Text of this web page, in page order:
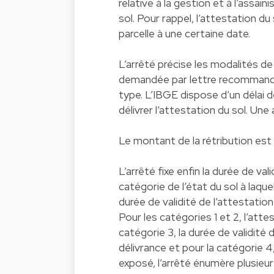
relative à la gestion et à
sol. Pour rappel, l’attestation
parcelle à une certaine date.
L’arrêté précise les modalités
demandée par lettre
type. L’IBGE dispose d’un
délivrer l’attestation du sol.
Le montant de la rétribution
L’arrêté fixe enfin la durée de
catégorie de l’état du sol à
durée de validité de
Pour les catégories 1 et 2,
catégorie 3, la durée de validité
délivrance et pour la catégorie
exposé, l’arrêté énumère